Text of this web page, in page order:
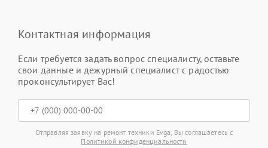
Контактная информация
Если требуется задать вопрос специалисту, оставьте
свои данные и дежурный специалист с радостью
проконсультирует Вас!
Отправляя заявку на ремонт техники Evga, Вы соглашаетесь с
Политикой конфиденциальности